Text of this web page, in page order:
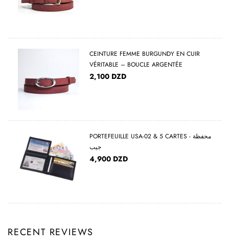
CEINTURE FEMME BURGUNDY EN CUIR
VÉRITABLE – BOUCLE ARGENTÉE
2,100 DZD
PORTEFEUILLE USA-02 & 5 CARTES - محفظة
جيب
4,900 DZD
RECENT REVIEWS